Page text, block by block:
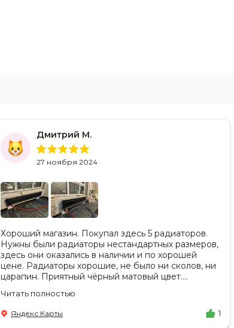
Дмитрий М.
27 ноября 2024
Хороший магазин. Покупал здесь 5 радиаторов.
Нужны были радиаторы нестандартных размеров,
здесь они оказались в наличии и по хорошей
цене. Радиаторы хорошие, не было ни сколов, ни
царапин. Приятный чёрный матовый цвет.
разъяснения. Так же отмечу, что хорошая
доставка в срок, учли высоту паркинга, проблем
не было.
Читать полностью
Яндекс Карты 1